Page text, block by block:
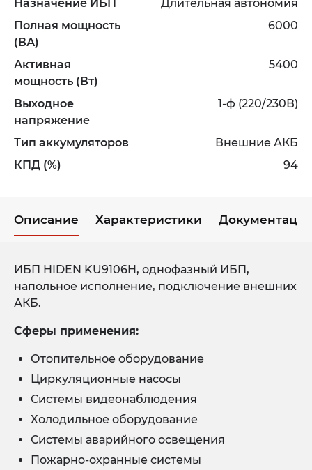
Назначение ИБП
Длительная автономия
Полная мощность
(ВА)
6000
Активная
мощность (Вт)
5400
Выходное
напряжение
1-ф (220/230В)
Тип аккумуляторов
Внешние АКБ
КПД (%)
94
Описание Характеристики
ИБП HIDEN KU9106H, однофазный ИБП,
напольное исполнение, подключение внешних
АКБ.
Сферы применения:
Отопительное оборудование
Циркуляционные насосы
Системы видеонаблюдения
Холодильное оборудование
Системы аварийного освещения
Пожарно-охранные системы